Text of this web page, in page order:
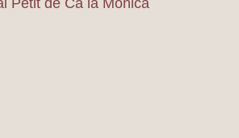
Petit de Ca la Mònica